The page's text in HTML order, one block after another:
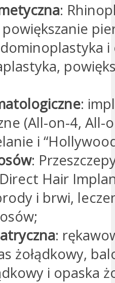
:
:
(All-on-4, All-
i
:
Hair
i brwi,
:
żołądkowy,
i opaska